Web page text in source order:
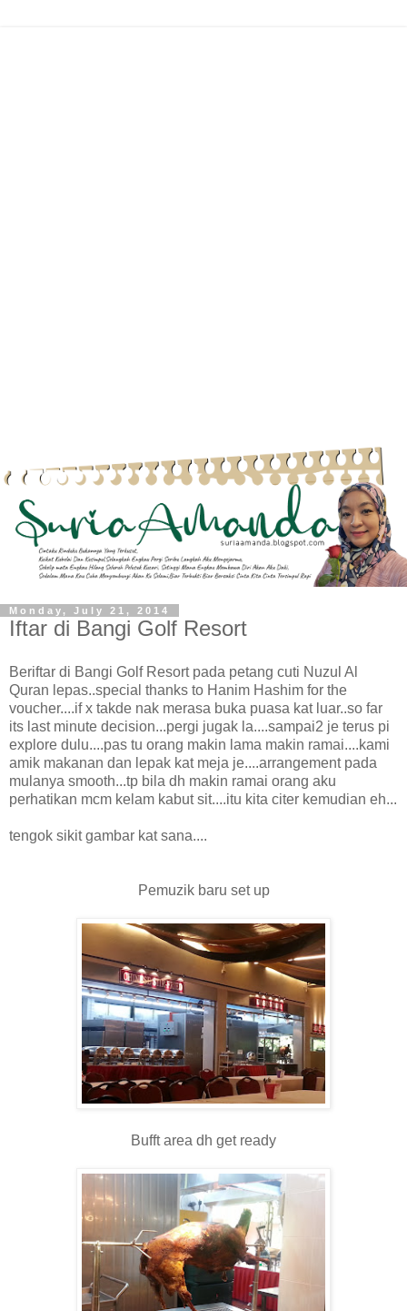
Monday, July 21, 2014
Iftar di Bangi Golf Resort
Beriftar di Bangi Golf Resort pada petang cuti Nuzul Al
Quran lepas..special thanks to Hanim Hashim for the
voucher....if x takde nak merasa buka puasa kat luar..so far
its last minute decision...pergi jugak la....sampai2 je terus pi
explore dulu....pas tu orang makin lama makin ramai....kami
amik makanan dan lepak kat meja je....arrangement pada
mulanya smooth...tp bila dh makin ramai orang aku
perhatikan mcm kelam kabut sit....itu kita citer kemudian eh...
tengok sikit gambar kat sana....
Pemuzik baru set up
Bufft area dh get ready